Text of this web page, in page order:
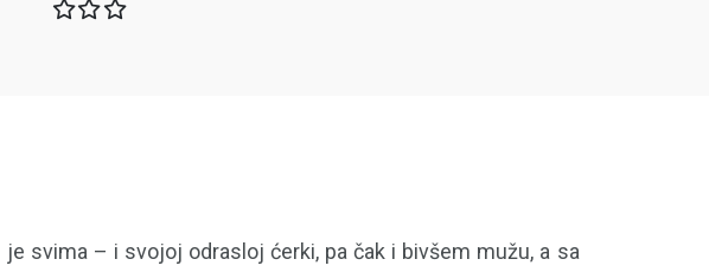
svima – i svojoj odrasloj ćerki, pa čak i bivšem mužu, a sa